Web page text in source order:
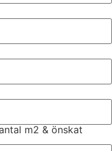
m2 & önskat